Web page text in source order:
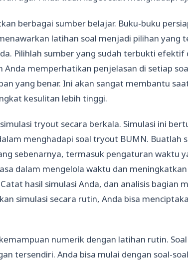
berbagai sumber belajar. Buku-buku
latihan soal menjadi pilihan yang
Pilihlah sumber yang sudah terbukti efektif
Anda memperhatikan penjelasan di setiap
yang benar. Ini akan sangat membantu
kesulitan lebih tinggi.
tryout secara berkala. Simulasi ini
menghadapi soal tryout BUMN. Buatlah
sebenarnya, termasuk pengaturan waktu
dalam mengelola waktu dan
hasil simulasi Anda, dan analisis bagian
simulasi secara rutin, Anda bisa
numerik dengan latihan rutin.
tersendiri. Anda bisa mulai dengan soal-